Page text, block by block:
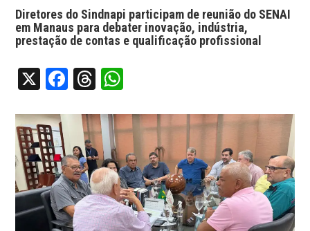
Diretores do Sindnapi participam de reunião do SENAI
em Manaus para debater inovação, indústria,
prestação de contas e qualificação profissional
X Facebook
Threads